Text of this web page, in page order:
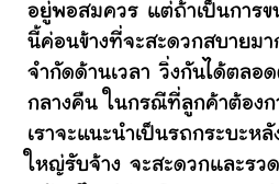
อยู่พอสมควร แต่ถ้าเป็นการข
นี้ค่อนข้างที่จะสะดวกสบายมา
จำกัดด้านเวลา วิ่งกันได้ตลอ
กลางคืน ในกรณีที่ลูกค้าต้อง
เราจะแนะนำเป็นรถกระบะห
ใหญ่รับจ้าง จะสะดวกและรว